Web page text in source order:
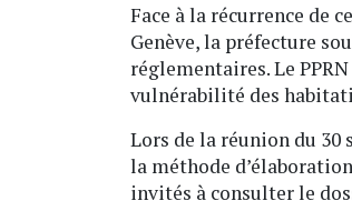
Face à la récurrence de
Genève, la préfecture
réglementaires. Le
vulnérabilité des
Lors de la réunion du
la méthode
invités à consulter le